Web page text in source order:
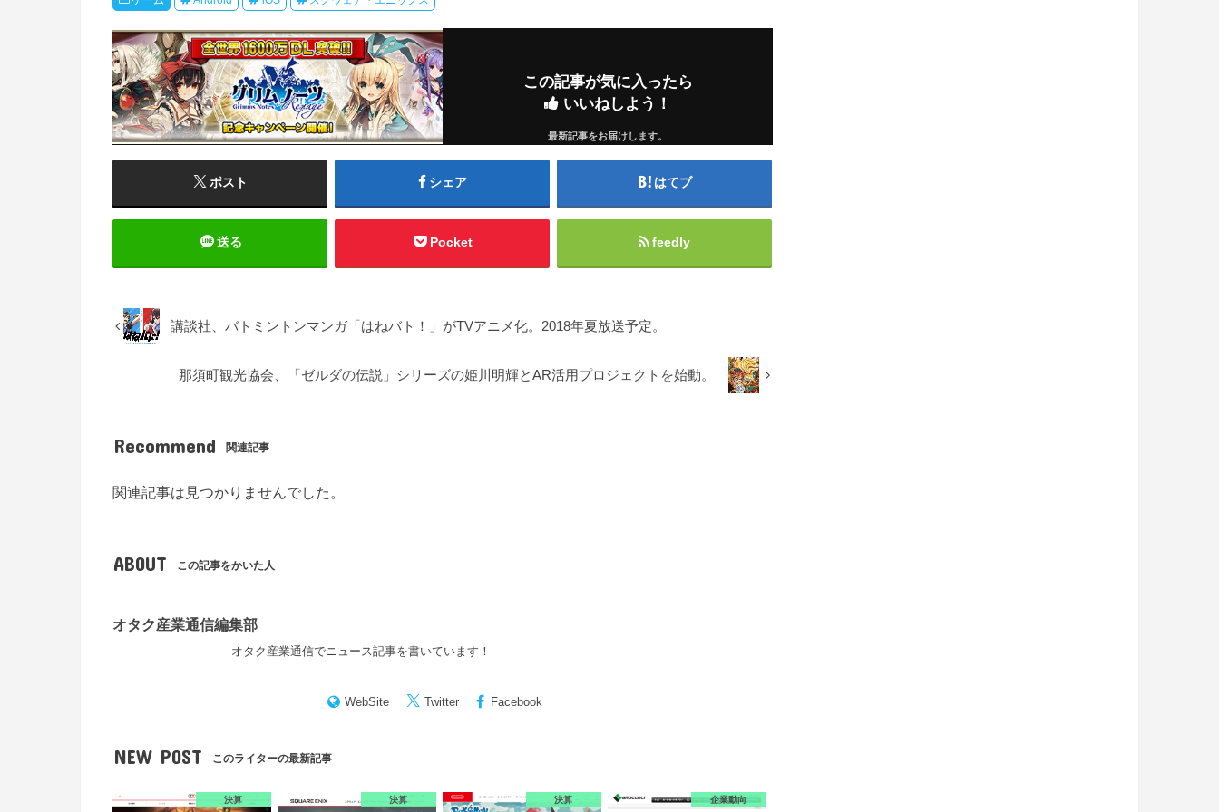
この記事が気に入ったら
いいねしよう！
最新記事をお届けします。
ポスト シェア はてブ
送る Pocket feedly
講談社、バトミントンマンガ「はねバト！」がTVアニメ化。2018年夏放送予定。
那須町観光協会、「ゼルダの伝説」シリーズの姫川明輝とAR活用プロジェクトを始動。
Recommend 関連記事
関連記事は見つかりませんでした。
ABOUT この記事をかいた人
オタク産業通信編集部
オタク産業通信でニュース記事を書いています！
WebSite Twitter Facebook
NEW POST このライターの最新記事
決算 決算 決算 企業動向